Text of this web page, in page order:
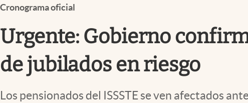
Brand Strategy
Vida y estilo
Tv
Espiritualidad
Cronograma oficial
Urgente: Gobierno
de jubilados en riesgo
Los pensionados del ISSSTE se ven afectados